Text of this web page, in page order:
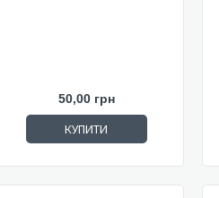
50,00 грн
КУПИТИ